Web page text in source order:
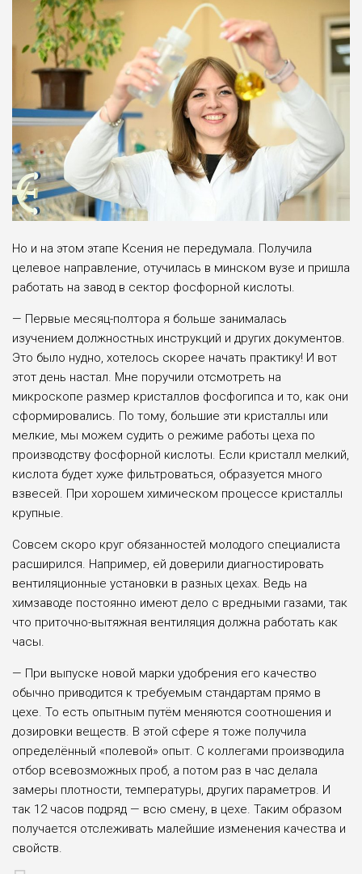
Но и на этом этапе Ксения не передумала. Получила
целевое направление, отучилась в минском вузе и пришла
работать на завод в сектор фосфорной кислоты.
— Первые месяц-полтора я больше занималась
изучением должностных инструкций и других документов.
Это было нудно, хотелось скорее начать практику! И вот
этот день настал. Мне поручили отсмотреть на
микроскопе размер кристаллов фосфогипса и то, как они
сформировались. По тому, большие эти кристаллы или
мелкие, мы можем судить о режиме работы цеха по
производству фосфорной кислоты. Если кристалл мелкий,
кислота будет хуже фильтроваться, образуется много
взвесей. При хорошем химическом процессе кристаллы
крупные.
Совсем скоро круг обязанностей молодого специалиста
расширился. Например, ей доверили диагностировать
вентиляционные установки в разных цехах. Ведь на
химзаводе постоянно имеют дело с вредными газами, так
что приточно-вытяжная вентиляция должна работать как
часы.
— При выпуске новой марки удобрения его качество
обычно приводится к требуемым стандартам прямо в
цехе. То есть опытным путём меняются соотношения и
дозировки веществ. В этой сфере я тоже получила
определённый «полевой» опыт. С коллегами производила
отбор всевозможных проб, а потом раз в час делала
замеры плотности, температуры, других параметров. И
так 12 часов подряд — всю смену, в цехе. Таким образом
получается отслеживать малейшие изменения качества и
свойств.